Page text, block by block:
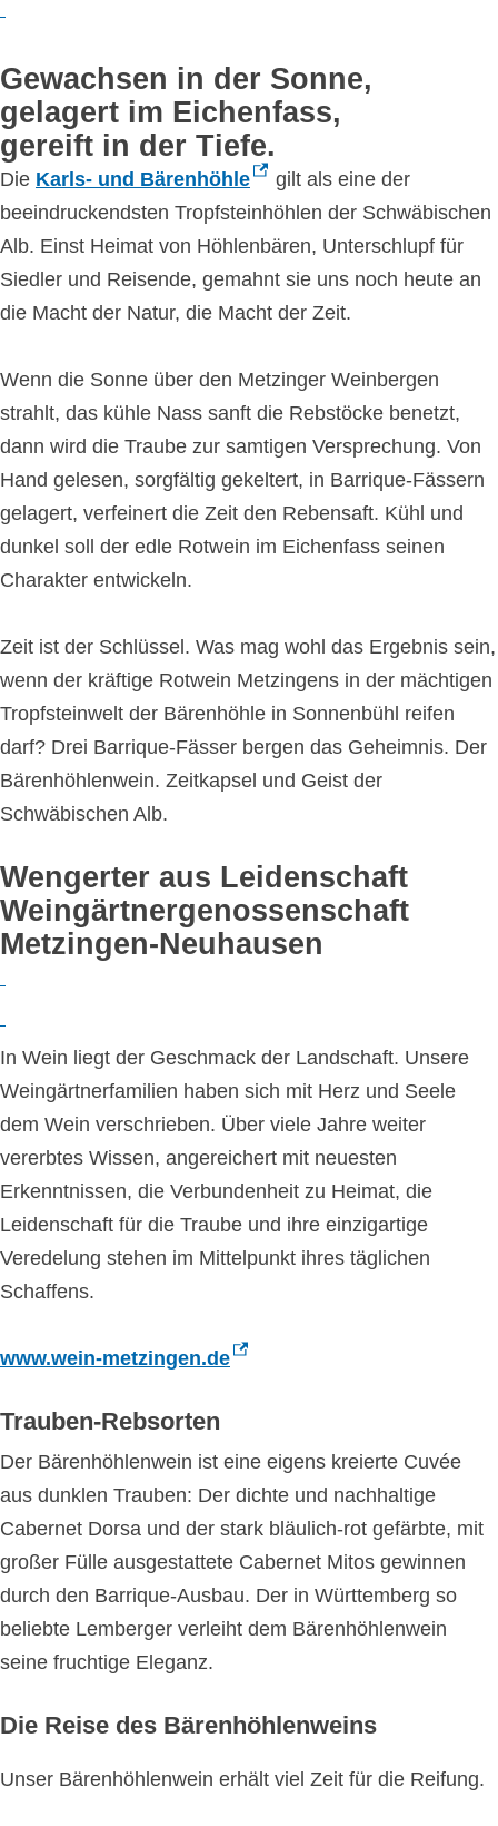
Gewachsen in der Sonne,
gelagert im Eichenfass,
gereift in der Tiefe.
Die Karls- und Bärenhöhle
gilt als eine der
beeindruckendsten Tropfsteinhöhlen der Schwäbischen
Alb. Einst Heimat von Höhlenbären, Unterschlupf für
Siedler und Reisende, gemahnt sie uns noch heute an
die Macht der Natur, die Macht der Zeit.
Wenn die Sonne über den Metzinger Weinbergen
strahlt, das kühle Nass sanft die Rebstöcke benetzt,
dann wird die Traube zur samtigen Versprechung. Von
Hand gelesen, sorgfältig gekeltert, in Barrique-Fässern
gelagert, verfeinert die Zeit den Rebensaft. Kühl und
dunkel soll der edle Rotwein im Eichenfass seinen
Charakter entwickeln.
Zeit ist der Schlüssel. Was mag wohl das Ergebnis sein,
wenn der kräftige Rotwein Metzingens in der mächtigen
Tropfsteinwelt der Bärenhöhle in Sonnenbühl reifen
darf? Drei Barrique-Fässer bergen das Geheimnis. Der
Bärenhöhlenwein. Zeitkapsel und Geist der
Schwäbischen Alb.
Wengerter aus Leidenschaft
Weingärtnergenossenschaft
Metzingen-Neuhausen
In Wein liegt der Geschmack der Landschaft. Unsere
Weingärtnerfamilien haben sich mit Herz und Seele
dem Wein verschrieben. Über viele Jahre weiter
vererbtes Wissen, angereichert mit neuesten
Erkenntnissen, die Verbundenheit zu Heimat, die
Leidenschaft für die Traube und ihre einzigartige
Veredelung stehen im Mittelpunkt ihres täglichen
Schaffens.
www.wein-metzingen.de
Trauben-Rebsorten
Der Bärenhöhlenwein ist eine eigens kreierte Cuvée
aus dunklen Trauben: Der dichte und nachhaltige
Cabernet Dorsa und der stark bläulich-rot gefärbte, mit
großer Fülle ausgestattete Cabernet Mitos gewinnen
durch den Barrique-Ausbau. Der in Württemberg so
beliebte Lemberger verleiht dem Bärenhöhlenwein
seine fruchtige Eleganz.
Die Reise des Bärenhöhlenweins
Unser Bärenhöhlenwein erhält viel Zeit für die Reifung.